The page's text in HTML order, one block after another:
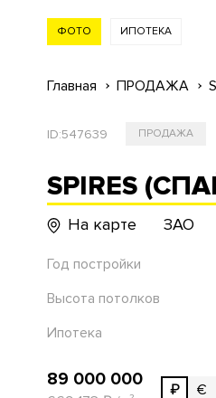
ФОТО ИПОТЕКА
Главная ПРОДАЖА
ID:547639 ПРОДАЖА
SPIRES
На карте ЗАО
Год постройки
Высота потолков
Ипотека
89 000 000 ₽ €